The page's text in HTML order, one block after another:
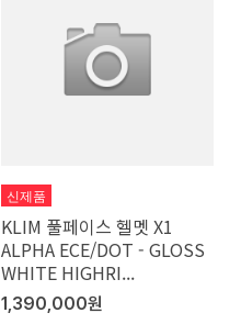
신제품
KLIM 풀페이스 헬멧 X1
ALPHA ECE/DOT - GLOSS
WHITE HIGHRI...
1,390,000원